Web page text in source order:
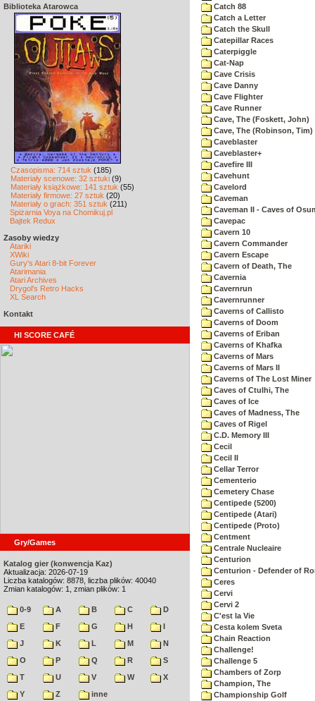
Biblioteka Atarowca
Czasopisma: 714 sztuk (185)
Materiały scenowe: 32 sztuki (9)
Materiały książkowe: 141 sztuk (55)
Materiały firmowe: 27 sztuk (20)
Materiały o grach: 351 sztuk (211)
Spiżarnia Voya na Chomikuj.pl
Bajtek Redux
Zasoby wiedzy
Atariki
XWiki
Gury's Atari 8-bit Forever
Atarimania
Atari Archives
Drygol's Retro Hacks
XL Search
Kontakt
HI SCORE CAFÉ
Gry/Games
Katalog gier (konwencja Kaz)
Aktualizacja: 2026-07-19
Liczba katalogów: 8878, liczba plików: 40040
Zmian katalogów: 1, zmian plików: 1
0-9 A B C
D
E
F G H
I
J
K L M
N
O
P Q R
S
T
U V W
X
Y
Z
inne
Catch 88
Catch a Letter
Catch the Skull
Catepillar Races
Caterpiggle
Cat-Nap
Cave Crisis
Cave Danny
Cave Flighter
Cave Runner
Cave, The (Foskett, John)
Cave, The (Robinson, Tim)
Caveblaster
Caveblaster+
Cavefire III
Cavehunt
Cavelord
Caveman
Caveman II - Caves of
Cavepac
Cavern 10
Cavern Commander
Cavern Escape
Cavern of Death, The
Cavernia
Cavernrun
Cavernrunner
Caverns of Callisto
Caverns of Doom
Caverns of Eriban
Caverns of Khafka
Caverns of Mars
Caverns of Mars II
Caverns of The Lost Miner
Caves of Ctulhi, The
Caves of Ice
Caves of Madness, The
Caves of Rigel
C.D. Memory III
Cecil
Cecil II
Cellar Terror
Cementerio
Cemetery Chase
Centipede (5200)
Centipede (Atari)
Centipede (Proto)
Centment
Centrale Nucleaire
Centurion
Centurion - Defender of
Ceres
Cervi
Cervi 2
C'est la Vie
Cesta kolem Sveta
Chain Reaction
Challenge!
Challenge 5
Chambers of Zorp
Champion, The
Championship Golf